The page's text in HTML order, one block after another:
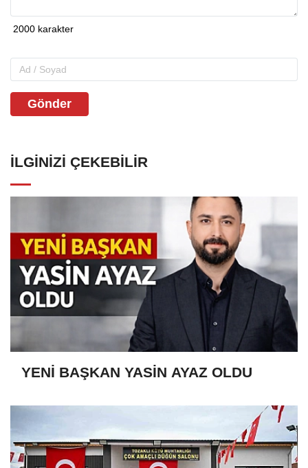
Gönder
İLGINIZI ÇEKEBILIR
YENİ BAŞKAN YASİN AYAZ OLDU